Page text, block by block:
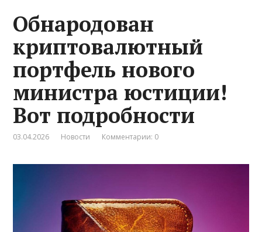
Обнародован
криптовалютный
портфель нового
министра юстиции!
Вот подробности
03.04.2026 Новости Комментарии: 0